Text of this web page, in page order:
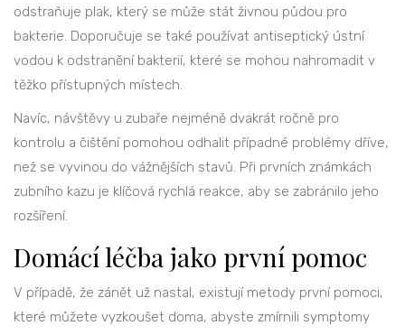
odstraňuje plak, který se může stát živnou půdou pro
bakterie. Doporučuje se také používat antiseptický ústní
vodou k odstranění bakterií, které se mohou nahromadit v
těžko přístupných místech.
Navíc, návštěvy u zubaře nejméně dvakrát ročně pro
kontrolu a čištění pomohou odhalit případné problémy dříve,
než se vyvinou do vážnějších stavů. Při prvních známkách
zubního kazu je klíčová rychlá reakce, aby se zabránilo jeho
rozšíření.
Domácí léčba jako první pomoc
V případě, že zánět už nastal, existují metody první pomoci,
které můžete vyzkoušet doma, abyste zmírnili symptomy